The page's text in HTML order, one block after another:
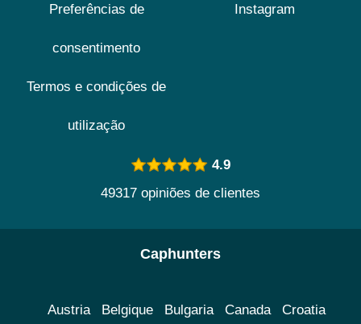
Preferências de
consentimento
Termos e condições de
utilização
Instagram
4.9
49317 opiniões de clientes
Caphunters
Austria Belgique Bulgaria Canada Croatia